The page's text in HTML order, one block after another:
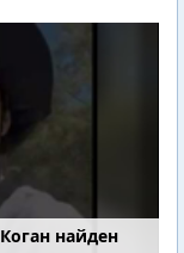
найден